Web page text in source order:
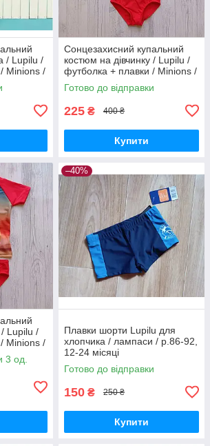
/ Lupilu /
Minions /
Сонцезахисний купальний
костюм на дівчинку / Lupilu /
футболка + плавки / Minions /
р.86-92, 12-24 місяців
Готово до відправки
225 ₴ 400 ₴
Купити
/ Lupilu /
Minions /
3 од.
–40%
Плавки шорти Lupilu для
хлопчика / лампаси / р.86-92,
12-24 місяці
Готово до відправки
150 ₴ 250 ₴
Купити